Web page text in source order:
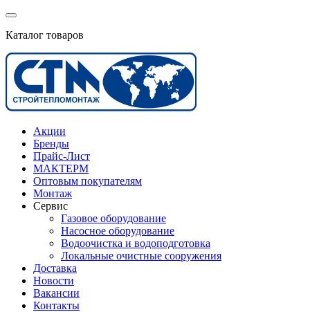
Каталог товаров
Акции
Бренды
Прайс-Лист
МАКТЕРМ
Оптовым покупателям
Монтаж
Сервис
Газовое оборудование
Насосное оборудование
Водоочистка и водоподготовка
Локальные очистные сооружения
Доставка
Новости
Вакансии
Контакты